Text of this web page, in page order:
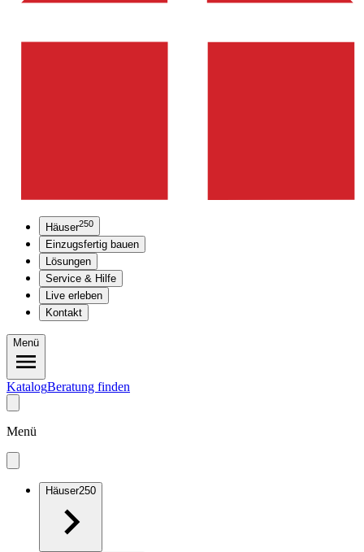
Häuser250
Einzugsfertig bauen
Lösungen
Service & Hilfe
Live erleben
Kontakt
Menü
KatalogBeratung finden
Menü
Häuser250